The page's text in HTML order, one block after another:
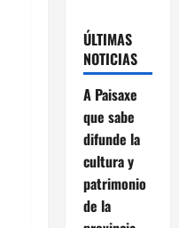
ÚLTIMAS
NOTICIAS
A Paisaxe
que sabe
difunde la
cultura y
patrimonio
de la